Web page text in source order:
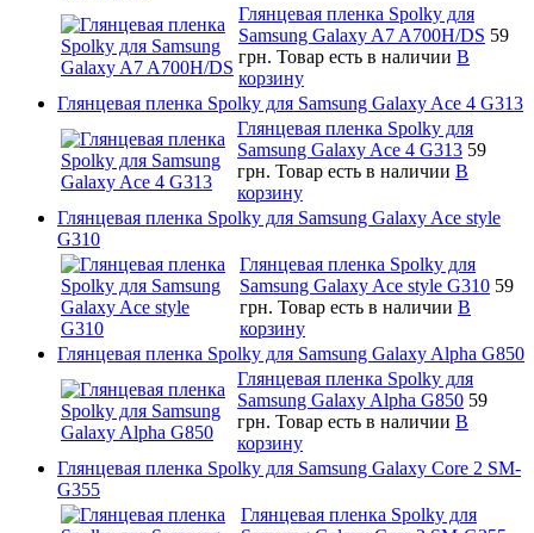
Глянцевая пленка Spolky для
Samsung Galaxy A7 A700H/DS 59
грн. Товар есть в наличии В
корзину
Глянцевая пленка Spolky для Samsung Galaxy Ace 4 G313
Глянцевая пленка Spolky для
Samsung Galaxy Ace 4 G313 59
грн. Товар есть в наличии В
корзину
Глянцевая пленка Spolky для Samsung Galaxy Ace style
G310
Глянцевая пленка Spolky для
Samsung Galaxy Ace style G310 59
грн. Товар есть в наличии В
корзину
Глянцевая пленка Spolky для Samsung Galaxy Alpha G850
Глянцевая пленка Spolky для
Samsung Galaxy Alpha G850 59
грн. Товар есть в наличии В
корзину
Глянцевая пленка Spolky для Samsung Galaxy Core 2 SM-
G355
Глянцевая пленка Spolky для